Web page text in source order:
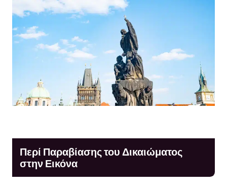
Περί Παραβίασης του Δικαιώματος
στην Εικόνα